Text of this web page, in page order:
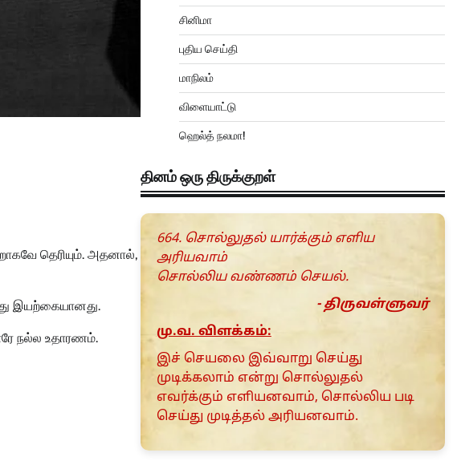
தெரியும். அதனால்,
இயற்கையானது.
நல்ல உதாரணம்.
சினிமா
புதிய செய்தி
மாநிலம்
விளையாட்டு
ஹெல்த் நலமா!
தினம் ஒரு திருக்குறள்
664. சொல்லுதல் யார்க்கும் எளிய
அரியவாம்
சொல்லிய வண்ணம் செயல்.
- திருவள்ளுவர்
மு.வ. விளக்கம்:
இச் செயலை இவ்வாறு செய்து
முடிக்கலாம் என்று சொல்லுதல்
எவர்க்கும் எளியனவாம், சொல்லிய படி
செய்து முடித்தல் அரியனவாம்.